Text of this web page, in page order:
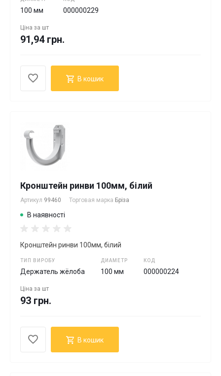
100 мм 000000229
Ціна за шт
91,94 грн.
В кошик
Кронштейн ринви 100мм, білий
Артикул 99460 Торговая марка Бріза
В наявності
Кронштейн ринви 100мм, білий
ТИП ВИРОБУ
Держатель жёлоба
ДИАМЕТР
100 мм
КОД
000000224
Ціна за шт
93 грн.
В кошик